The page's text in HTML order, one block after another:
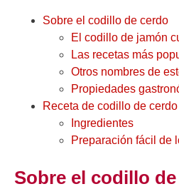
Sobre el codillo de cerdo
El codillo de jamón
Las recetas más
Otros nombres de
Propiedades
Receta de codillo de
Ingredientes
Preparación fácil de
Sobre el codillo